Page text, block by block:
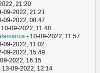
21:20
09-2022, 21:21
09-2022, 08:47
10-09-2022, 11:48
- 10-09-2022, 11:57
09-2022, 11:02
09-2022, 15:49
2022, 16:15
13-09-2022, 12:14